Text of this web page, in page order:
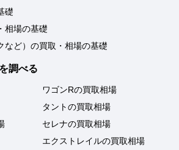
礎
相場の基礎
など）の買取・相場の基礎
調べる
ワゴンRの買取相場
タントの買取相場
セレナの買取相場
エクストレイルの買取相場